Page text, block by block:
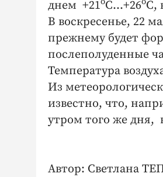
днем +21 С…+26 С,
В воскресенье, 22
прежнему будет
послеполуденные
Температура
Из
известно, что,
утром того же дня,
Автор: Светлана